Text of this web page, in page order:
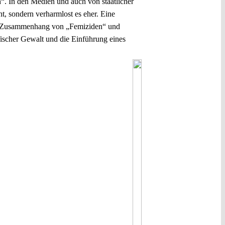
sondern verharmlost es eher. Eine
von „Femiziden“ und
Gewalt und die Einführung eines